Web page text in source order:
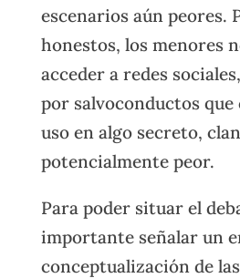
escenarios aún peores.
honestos, los menores
acceder a redes
por salvoconductos
uso en algo secreto,
potencialmente peor.
Para poder situar el
importante señalar un
conceptualización de